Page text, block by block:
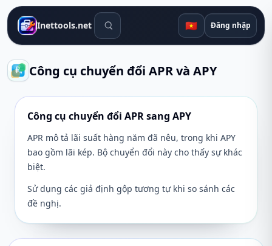
Inettools.net Công cụ tìm kiếm 🇻🇳 Đăng nhập
Công cụ chuyển đổi APR và APY
Công cụ chuyển đổi APR sang APY
APR mô tả lãi suất hàng năm đã nêu, trong khi APY
bao gồm lãi kép. Bộ chuyển đổi này cho thấy sự khác
biệt.
Sử dụng các giả định gộp tương tự khi so sánh các
đề nghị.